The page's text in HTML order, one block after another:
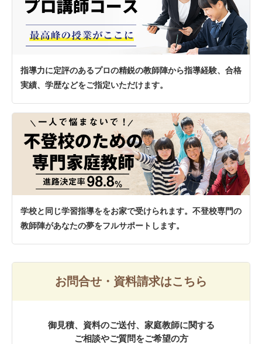
指導力に定評のあるプロの精鋭の教師陣から指導経験、合格
実績、学歴などをご指定いただけます。
学校と同じ学習指導ををお家で受けられます。不登校専門の
教師陣があなたの夢をフルサポートします。
お問合せ・資料請求はこちら
御見積、資料のご送付、家庭教師に関する
ご相談やご質問をご希望の方